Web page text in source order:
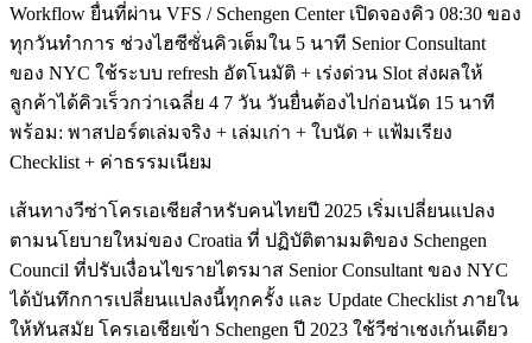
Workflow ยื่นที่ผ่าน VFS / Schengen Center เปิดจองคิว 08:30 ของ
ทุกวันทำการ ช่วงไฮซีซั่นคิวเต็มใน 5 นาที Senior Consultant
ของ NYC ใช้ระบบ refresh อัตโนมัติ + เร่งด่วน Slot ส่งผลให้
ลูกค้าได้คิวเร็วกว่าเฉลี่ย 4 7 วัน วันยื่นต้องไปก่อนนัด 15 นาที
พร้อม: พาสปอร์ตเล่มจริง + เล่มเก่า + ใบนัด + แฟ้มเรียง
Checklist + ค่าธรรมเนียม
เส้นทางวีซ่าโครเอเชียสำหรับคนไทยปี 2025 เริ่มเปลี่ยนแปลง
ตามนโยบายใหม่ของ Croatia ที่ ปฏิบัติตามมติของ Schengen
Council ที่ปรับเงื่อนไขรายไตรมาส Senior Consultant ของ NYC
ได้บันทึกการเปลี่ยนแปลงนี้ทุกครั้ง และ Update Checklist ภายใน
ให้ทันสมัย โครเอเชียเข้า Schengen ปี 2023 ใช้วีซ่าเชงเก้นเดียว